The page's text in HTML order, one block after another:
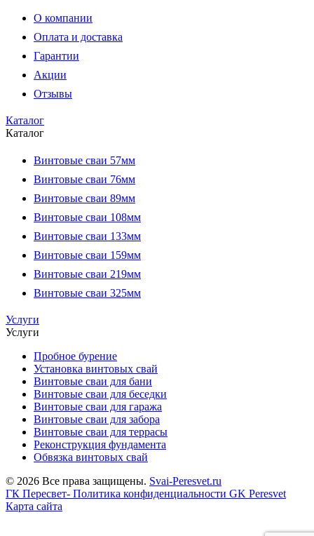
О компании
Оплата и доставка
Гарантии
Акции
Отзывы
Каталог
Каталог
Винтовые сваи 57мм
Винтовые сваи 76мм
Винтовые сваи 89мм
Винтовые сваи 108мм
Винтовые сваи 133мм
Винтовые сваи 159мм
Винтовые сваи 219мм
Винтовые сваи 325мм
Услуги
Услуги
Пробное бурение
Установка винтовых свай
Винтовые сваи для бани
Винтовые сваи для беседки
Винтовые сваи для гаража
Винтовые сваи для забора
Винтовые сваи для террасы
Реконструкция фундамента
Обвязка винтовых свай
© 2026 Все права защищены. Svai-Peresvet.ru
ГК Пересвет- Политика конфиденциальности GK Peresvet
Карта сайта